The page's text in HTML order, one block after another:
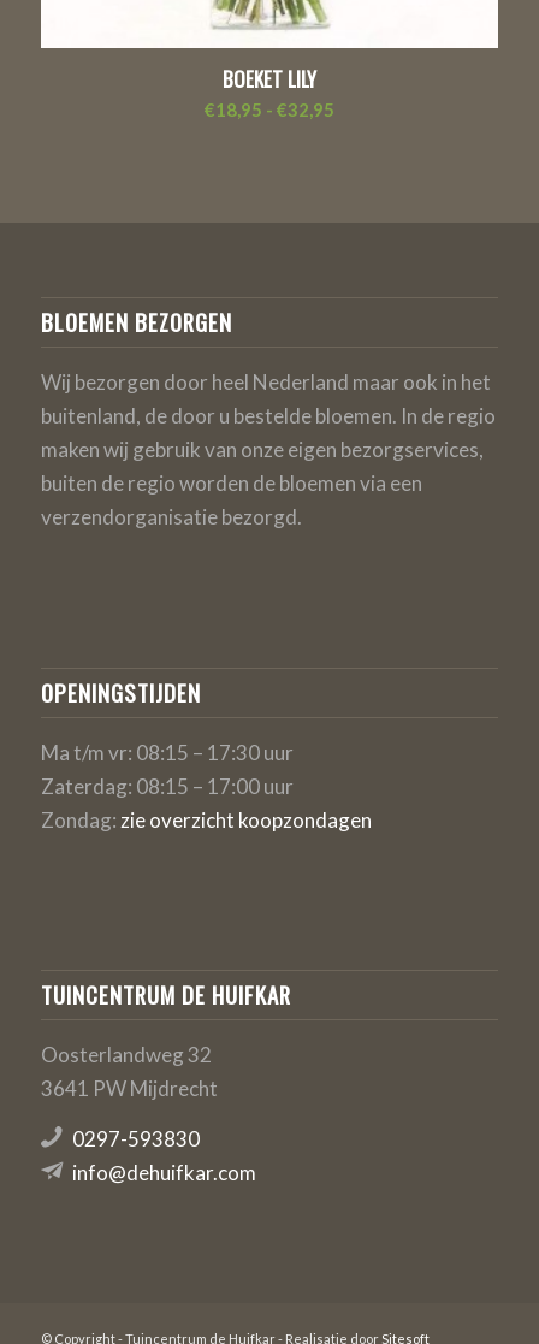
BOEKET LILY
€18,95 - €32,95Prijsklasse:
BLOEMEN BEZORGEN
Wij bezorgen door heel Nederland maar ook in het
buitenland, de door u bestelde bloemen. In de regio
maken wij gebruik van onze eigen bezorgservices,
buiten de regio worden de bloemen via een
verzendorganisatie bezorgd.
OPENINGSTIJDEN
Ma t/m vr: 08:15 – 17:30 uur
Zaterdag: 08:15 – 17:00 uur
Zondag: zie overzicht koopzondagen
TUINCENTRUM DE HUIFKAR
Oosterlandweg 32
3641 PW Mijdrecht
0297-593830
info@dehuifkar.com
© Copyright - Tuincentrum de Huifkar - Realisatie door Sitesoft